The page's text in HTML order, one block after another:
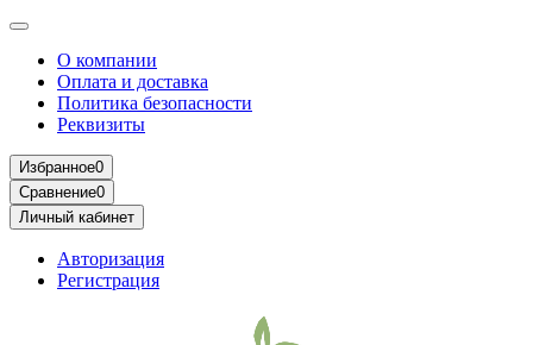
О компании
Оплата и доставка
Политика безопасности
Реквизиты
Избранное0
Сравнение0
Личный кабинет
Авторизация
Регистрация